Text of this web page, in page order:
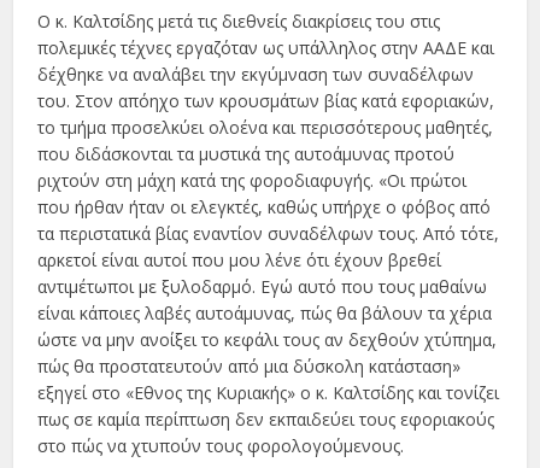
Ο κ. Καλτσίδης μετά τις διεθνείς διακρίσεις του στις
πολεμικές τέχνες εργαζόταν ως υπάλληλος στην ΑΑΔΕ και
δέχθηκε να αναλάβει την εκγύμναση των συναδέλφων
του. Στον απόηχο των κρουσμάτων βίας κατά εφοριακών,
το τμήμα προσελκύει ολοένα και περισσότερους μαθητές,
που διδάσκονται τα μυστικά της αυτοάμυνας προτού
ριχτούν στη μάχη κατά της φοροδιαφυγής. «Οι πρώτοι
που ήρθαν ήταν οι ελεγκτές, καθώς υπήρχε ο φόβος από
τα περιστατικά βίας εναντίον συναδέλφων τους. Από τότε,
αρκετοί είναι αυτοί που μου λένε ότι έχουν βρεθεί
αντιμέτωποι με ξυλοδαρμό. Εγώ αυτό που τους μαθαίνω
είναι κάποιες λαβές αυτοάμυνας, πώς θα βάλουν τα χέρια
ώστε να μην ανοίξει το κεφάλι τους αν δεχθούν χτύπημα,
πώς θα προστατευτούν από μια δύσκολη κατάσταση»
εξηγεί στο «Εθνος της Κυριακής» ο κ. Καλτσίδης και τονίζει
πως σε καμία περίπτωση δεν εκπαιδεύει τους εφοριακούς
στο πώς να χτυπούν τους φορολογούμενους.